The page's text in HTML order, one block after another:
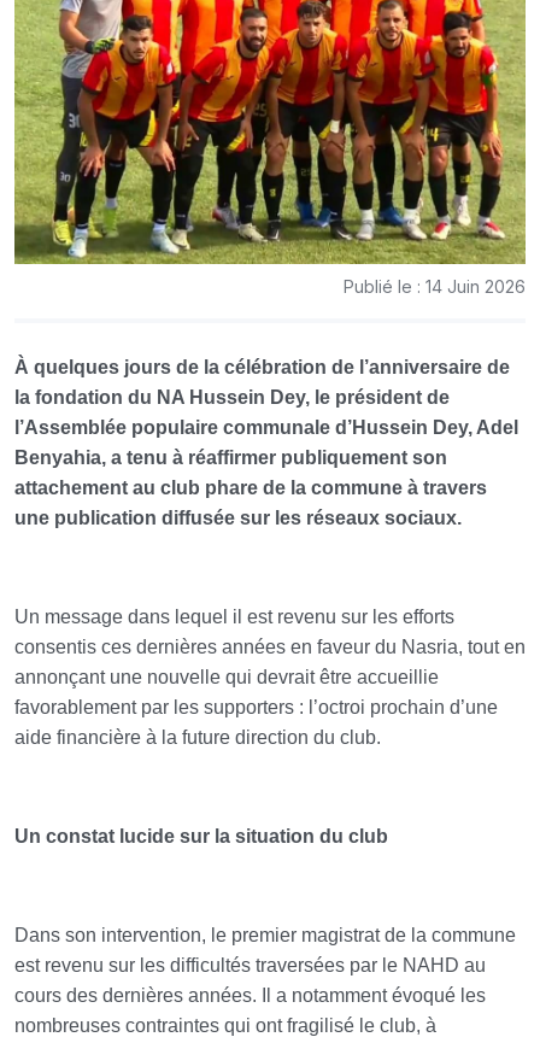
Publié le : 14 Juin 2026
À quelques jours de la célébration de l’anniversaire de
la fondation du NA Hussein Dey, le président de
l’Assemblée populaire communale d’Hussein Dey, Adel
Benyahia, a tenu à réaffirmer publiquement son
attachement au club phare de la commune à travers
une publication diffusée sur les réseaux sociaux.
Un message dans lequel il est revenu sur les efforts
consentis ces dernières années en faveur du Nasria, tout en
annonçant une nouvelle qui devrait être accueillie
favorablement par les supporters : l’octroi prochain d’une
aide financière à la future direction du club.
Un constat lucide sur la situation du club
Dans son intervention, le premier magistrat de la commune
est revenu sur les difficultés traversées par le NAHD au
cours des dernières années. Il a notamment évoqué les
nombreuses contraintes qui ont fragilisé le club, à